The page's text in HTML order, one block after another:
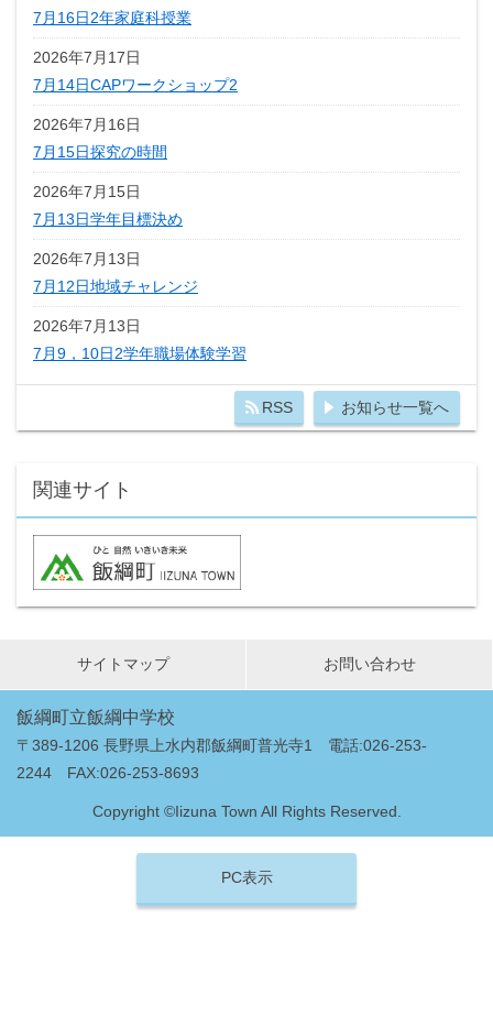
7月16日2年家庭科授業
2026年7月17日
7月14日CAPワークショップ2
2026年7月16日
7月15日探究の時間
2026年7月15日
7月13日学年目標決め
2026年7月13日
7月12日地域チャレンジ
2026年7月13日
7月9，10日2学年職場体験学習
RSS お知らせ一覧へ
関連サイト
サイトマップ お問い合わせ
飯綱町立飯綱中学校
〒389-1206 長野県上水内郡飯綱町普光寺1 電話:026-253-
2244 FAX:026-253-8693
Copyright ©Iizuna Town All Rights Reserved.
PC表示